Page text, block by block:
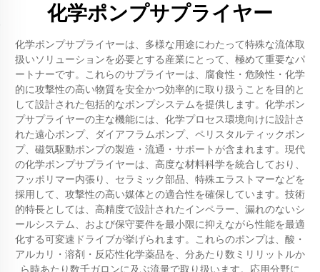
化学ポンプサプライヤー
化学ポンプサプライヤーは、多様な用途にわたって特殊な流体取
扱いソリューションを必要とする産業にとって、極めて重要なパ
ートナーです。これらのサプライヤーは、腐食性・危険性・化学
的に攻撃性の高い物質を安全かつ効率的に取り扱うことを目的と
して設計された包括的なポンプシステムを提供します。化学ポン
プサプライヤーの主な機能には、化学プロセス環境向けに設計さ
れた遠心ポンプ、ダイアフラムポンプ、ペリスタルティックポン
プ、磁気駆動ポンプの製造・流通・サポートが含まれます。現代
の化学ポンプサプライヤーは、高度な材料科学を統合しており、
フッポリマー内張り、セラミック部品、特殊エラストマーなどを
採用して、攻撃性の高い媒体との適合性を確保しています。技術
的特長としては、高精度で設計されたインペラー、漏れのないシ
ールシステム、および保守要件を最小限に抑えながら性能を最適
化する可変速ドライブが挙げられます。これらのポンプは、酸・
アルカリ・溶剤・反応性化学薬品を、分あたり数ミリリットルか
ら時あたり数千ガロンに及ぶ流量で取り扱います。応用分野に